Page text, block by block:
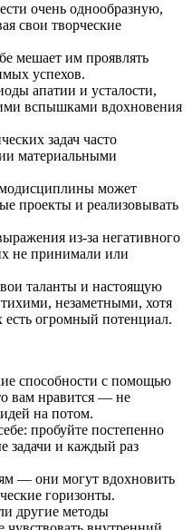
очень однообразную,
свои творческие
мешает им проявлять
успехов.
апатии и усталости,
вспышками вдохновения
задач часто
материальными
может
проекты и реализовывать
из-за негативного
не принимали или
таланты и настоящую
тихими, незаметными, хотя
огромный потенциал.
способности с помощью
вам нравится — не
на потом.
пробуйте постепенно
задачи и каждый раз
— они могут вдохновить
горизонты.
другие методы